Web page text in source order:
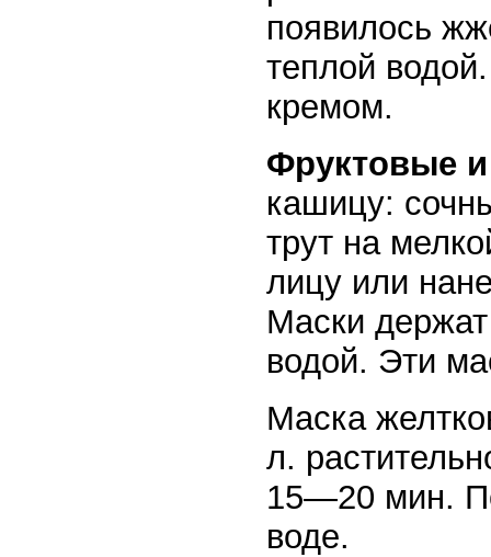
появилось
теплой
кремом.
Фруктовые
кашицу:
трут на
лицу или
Маски
водой. Эти
Маска
л.
15—20 мин.
воде.